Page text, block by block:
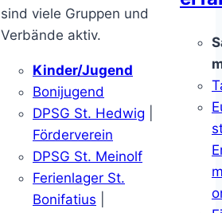
sind viele Gruppen und
Verbände aktiv.
Kinder/Jugend
Bonijugend
DPSG St. Hedwig
Förderverein
DPSG St. Meinolf
Ferienlager St.
Bonifatius